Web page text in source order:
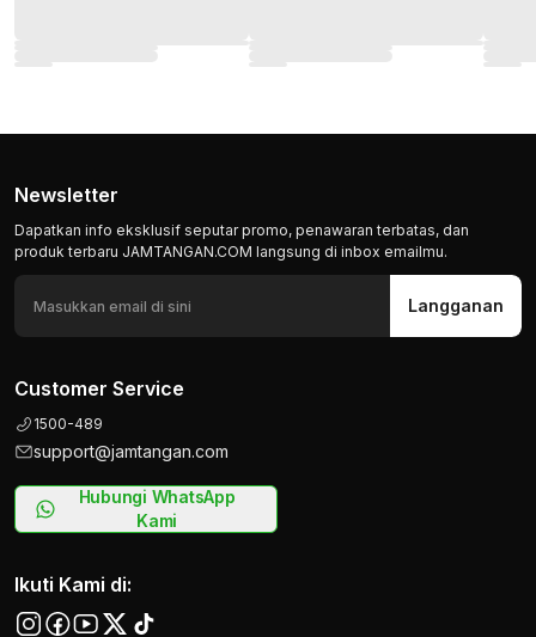
Newsletter
Dapatkan info eksklusif seputar promo, penawaran terbatas, dan
produk terbaru JAMTANGAN.COM langsung di inbox emailmu.
Langganan
Customer Service
1500-489
support@jamtangan.com
Hubungi WhatsApp
Kami
Ikuti Kami di: